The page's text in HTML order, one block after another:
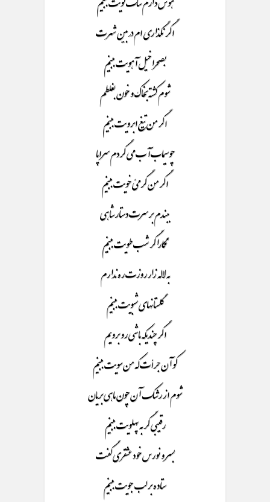
اگر نگذاری ام در بین شهرت
بصحرا خیل آهویت ببینم
شوم کشته بخاک و خون بغلطم
اگر من تیغ ابرویت ببینم
چوسیماب آب می گردم سراپا
اگر من گرمئ خویت ببینم
ببندم بر سرت دستار شاهی
نگارا گر شب طویت ببینم
به لاله زار روزت ره ندارم
گلستانهای شبویت ببینم
اگر چندیکه باشی رو برویم
کو آن جرأت که من سویت ببینم
شوم از رشک آن چون ماهی بریان
رقیبی گر به پهلویت ببینم
بسر و نورس خود عشقری گفت
ستاده بر لب جویت ببینم